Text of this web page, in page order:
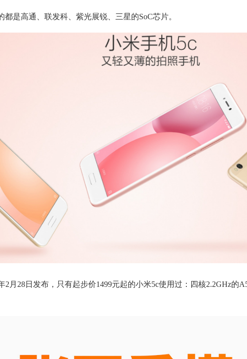
都是高通、联发科、紫光展锐、三星的SoC芯片。
2月28日发布，只有起步价1499元起的小米5c使用过：四核2.2GHz的